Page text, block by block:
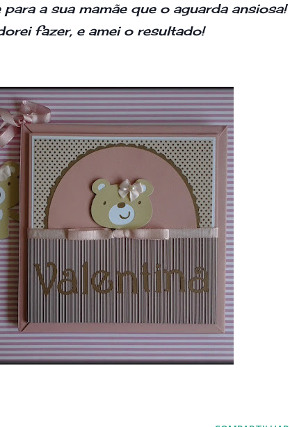
para a sua mamãe que o aguarda ansiosa!
fazer, e amei o resultado!